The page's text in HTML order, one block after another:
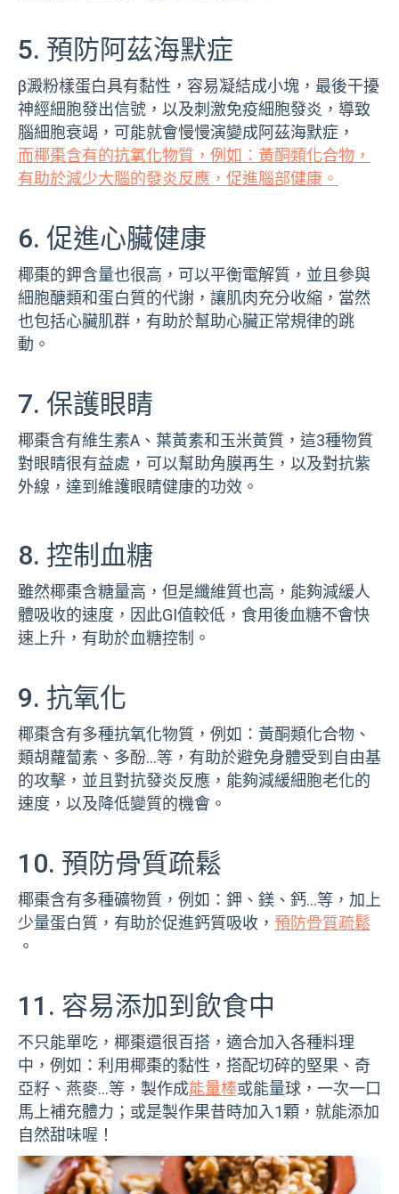
5. 預防阿茲海默症
β澱粉樣蛋白具有黏性，容易凝結成小塊，最後干擾
神經細胞發出信號，以及刺激免疫細胞發炎，導致
腦細胞衰竭，可能就會慢慢演變成阿茲海默症，
而椰棗含有的抗氧化物質，例如：黃酮類化合物，
有助於減少大腦的發炎反應，促進腦部健康。
6. 促進心臟健康
椰棗的鉀含量也很高，可以平衡電解質，並且參與
細胞醣類和蛋白質的代謝，讓肌肉充分收縮，當然
也包括心臟肌群，有助於幫助心臟正常規律的跳
動。
7. 保護眼睛
椰棗含有維生素A、葉黃素和玉米黃質，這3種物質
對眼睛很有益處，可以幫助角膜再生，以及對抗紫
外線，達到維護眼睛健康的功效。
8. 控制血糖
雖然椰棗含糖量高，但是纖維質也高，能夠減緩人
體吸收的速度，因此GI值較低，食用後血糖不會快
速上升，有助於血糖控制。
9. 抗氧化
椰棗含有多種抗氧化物質，例如：黃酮類化合物、
類胡蘿蔔素、多酚…等，有助於避免身體受到自由基
的攻擊，並且對抗發炎反應，能夠減緩細胞老化的
速度，以及降低變質的機會。
10. 預防骨質疏鬆
椰棗含有多種礦物質，例如：鉀、鎂、鈣…等，加上
少量蛋白質，有助於促進鈣質吸收， 預防骨質疏鬆
。
11. 容易添加到飲食中
不只能單吃，椰棗還很百搭，適合加入各種料理
中，例如：利用椰棗的黏性，搭配切碎的堅果、奇
亞籽、燕麥…等，製作成能量棒或能量球，一次一口
馬上補充體力；或是製作果昔時加入1顆，就能添加
自然甜味喔！